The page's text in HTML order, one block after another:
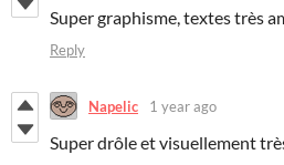
Super graphisme, textes très
Reply
Napelic 1 year ago
Super drôle et visuellement